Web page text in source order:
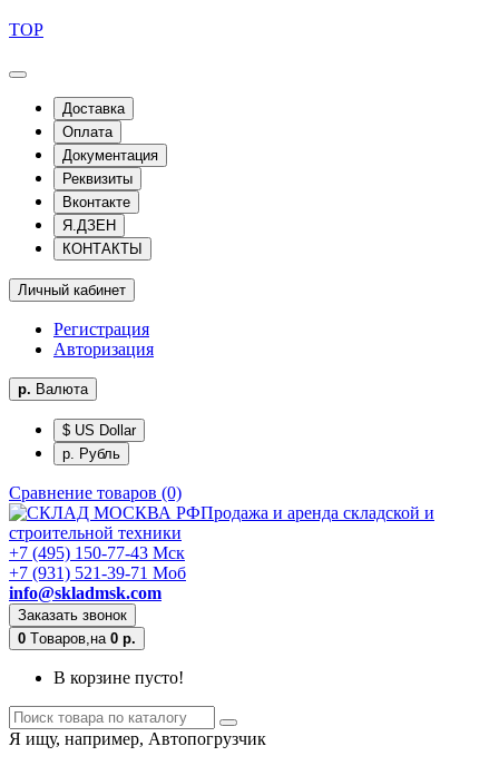
TOP
Доставка
Оплата
Документация
Реквизиты
Вконтакте
Я.ДЗЕН
КОНТАКТЫ
Личный кабинет
Регистрация
Авторизация
р. Валюта
$ US Dollar
р. Рубль
Сравнение товаров (0)
Продажа и аренда складской и
строительной техники
+7 (495) 150-77-43 Мск
+7 (931) 521-39-71 Моб
info@skladmsk.com
Заказать звонок
0 Tоваров,на 0 р.
В корзине пусто!
Я ищу, например, Автопогрузчик